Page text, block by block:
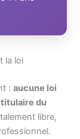
la loi
:aucune loi
titulaire du
libre,